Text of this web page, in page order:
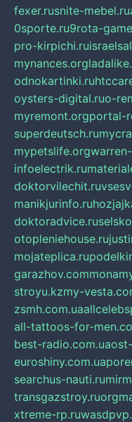
fexer.rusnite-mebel.ru
0sporte.ru9rota-
pro-kirpichi.ru
mynances.org
odnokartinki.ru
oysters-digital.ruo-
myremont.orgportal-
superdeutsch.ru
mypetslife.org
infoelectrik.ru
doktorvilechit.ru
manikjurinfo.ru
doktoradvice.ru
otopleniehouse.ru
mojateplica.ru
garazhov.com
stroyu.kzmy-
zsmh.com.ua
all-tattoos-for-
best-radio.com.ua
euroshiny.com.ua
searchus-nauti.ru
transgazstroy.ru
xtreme-rp.ru